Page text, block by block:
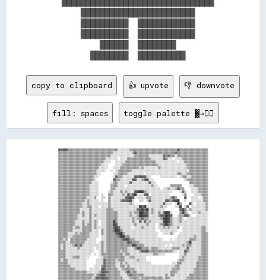
copy to clipboard 👍 upvote 👎 downvote
fill: spaces toggle palette ▓→✊🏽
▓▓▓▓▓▓▓▓▒▒▒▒▒▒▒▒▒▒▒▒▒▒▒▒▒▒▒▒▒▒▒▒▒▒▒▒▒▒▒▒▒▒▒▒▒▒▒▒▒▒░░░░░░░░░░▒▒▒▒▒▒▒▒▒▒▒▒▒▒▒▒▒▒▒▒▒▒▒▒▒▒▒▒▒▒▒▒▒▒▒▒▒▒▒▒▓▓▒▒▒▒▒▒▒▒▒▒▒▒▒▒▒▒▒▒▒▒▒▒▒▒
▒▒▒▒▒▒▒▒▒▒▒▒▒▒▒▒▒▒▒▒▒▒▒▒▒▒▒▒▒▒▒▒▒▒▒▒▒▒▒▒▒▒▒▒▒▒░░░░░░░░░░░░░░░░▒▒▓▓▒▒▒▒▒▒▒▒▒▒▒▒▒▒▒▒▒▒▒▒▒▒▒▒▒▒▒▒▒▒▒▒▓▓▒▒▒▒▒▒▒▒▒▒▒▒▒▒▒▒▒▒▒▒▒▒▒▒▒▒
▒▒▒▒▒▒▒▒▒▒▒▒▒▒▒▒▒▒▒▒▒▒▒▒▒▒▒▒▒▒▒▒▒▒▒▒▒▒▒▒▒▒▒▒░░░░░░░░░░░░░░░░░░░░▒▒▒▒▒▒▒▒▒▒▒▒░░░░░░░░░░░░▓▓▒▒▓▓▒▒▒▒░░▒▒▒▒▒▒▒▒▒▒▒▒▒▒▒▒▒▒▒▒▒▒▒▒▒▒
▒▒▒▒▒▒▒▒▒▒▒▒▒▒▒▒▒▒▒▒▒▒▒▒▒▒▒▒▒▒▒▒▒▒▒▒▒▒▒▒░░░░░░░░░░  ░░░░░░▒▒▒▒▒▒▒▒▒▒▒▒▒▒▒▒▒▒▒▒░░░░░░░░░░▓▓▒▒░░░░  ░░░░░░▒▒▒▒▒▒▒▒▒▒▒▒▒▒▒▒▒▒▒▒▒▒
▒▒▒▒▒▒▒▒▒▒▒▒▒▒▒▒▒▒▒▒▒▒▒▒▒▒▒▒▒▒▒▒▒▒▒▒▒▒░░░░░░    ░░░░░░░░▒▒▒▒▒▒▒▒▒▒▒▒▒▒▒▒▒▒▒▒▒▒▒▒▒▒░░░░░░░░░░░░░░░░░░  ░░░░▒▒▒▒▒▒▒▒▒▒▒▒▒▒▒▒▒▒▒▒
▒▒▒▒▒▒▒▒▒▒▒▒▒▒▒▒▒▒▒▒▒▒▒▒▒▒▒▒▒▒▒▒▒▒▒▒░░░░░░      ░░░░░░▒▒▒▒▒▒▒▒▒▒▒▒▒▒▒▒▒▒▒▒▒▒▒▒▒▒▒▒▒▒░░░░░░░░░░░░░░░░░░░░░░░░▒▒▒▒▒▒▒▒▒▒▒▒▒▒▒▒▒▒
▒▒▒▒▒▒▒▒▒▒▒▒▒▒▒▒▒▒▒▒▒▒▒▒▒▒▒▒▒▒▒▒▒▒░░░░░░░░    ░░░░░░▒▒▒▒▒▒▒▒▒▒▒▒▒▒▒▒░░▒▒░░░░░░░░░░░░▒▒░░░░░░░░░░░░░░░░░░░░░░▒▒▒▒▒▒▒▒▒▒▒▒▒▒▒▒▒▒
▒▒▒▒▒▒▒▒▒▒▒▒▒▒▒▒▒▒▒▒▒▒▒▒▒▒▒▒▒▒▒▒░░░░░░░░    ░░  ░░▒▒▒▒▒▒▒▒▒▒▒▒░░░░░░░░░░░░░░░░░░░░░░░░░░░░░░░░░░░░░░░░░░░░░░░░▒▒▒▒▒▒▒▒▒▒▒▒▒▒▒▒
▒▒▒▒▒▒▒▒▒▒▒▒▒▒▒▒▒▒▒▒▒▒▒▒▒▒▒▒▒▒▒▒░░░░          ░░░░▒▒▒▒▒▒▒▒░░░░░░░░░░░░░░  ░░░░░░░░░░░░░░░░░░░░░░░░░░▒▒▒▒░░░░▒▒▒▒▒▒▒▒▒▒▒▒▒▒▒▒▒▒
▒▒▒▒▒▒▒▒▒▒▒▒▒▒▒▒▒▒▒▒▒▒▒▒▒▒▒▒▒▒░░░░            ░░▓▓▒▒▒▒░░░░░░░░░░▓▓▓▓▓▓▓▓▓▓░░░░        ░░░░░░░░░░░░░░  ░░▒▒▒▒░░░░▒▒▒▒▒▒▒▒▒▒▒▒▒▒
▒▒▒▒▒▒▒▒▒▒▒▒▒▒▒▒▒▒▒▒▒▒▒▒▒▒▒▒▒▒░░              ▓▓▒▒▒▒░░░░░░░░░░▓▓▓▓░░░░▒▒▓▓▓▓░░░░                          ░░▒▒▒▒▒▒▒▒▒▒▒▒▒▒▒▒▒▒
▒▒▒▒▒▒▒▒▒▒▒▒▒▒▒▒▒▒▒▒▒▒▒▒▒▒▒▒░░░░░░          ░░▒▒▒▒░░░░░░░░░░▓▓░░░░░░░░░░░░░░▓▓░░░░                            ▒▒▒▒▒▒▒▒▒▒▒▒▒▒▒▒
▒▒▒▒▒▒▒▒▒▒▒▒▒▒▒▒▒▒▒▒▒▒▒▒▒▒░░░░░░░░          ▒▒▒▒▒▒░░░░░░  ░░░░░░░░░░░░░░░░░░░░▒▒░░░░          ▒▒▒▒▒▒▒▒▒▒      ░░░░▒▒▒▒▒▒▒▒▒▒▒▒
▒▒▒▒▒▒▒▒▒▒▒▒▒▒▒▒▒▒▒▒▒▒▒▒▒▒░░░░░░░░          ▒▒▒▒░░░░░░░░░░░░░░░░░░░░░░░░░░░░░░░░░░░░░░  ░░░░▒▒░░░░▒▒▓▓▒▒▒▒      ░░░░░░▒▒▒▒▒▒▒▒
▒▒▒▒▒▒▒▒▒▒▒▒▒▒▒▒▒▒▒▒▒▒▒▒▒▒░░░░░░░░        ░░▒▒░░░░░░▒▒░░▒▒░░░░░░▓▓██████▒▒░░░░░░░░░░░░░░░░░░░░░░      ░░▓▓░░    ░░░░░░▒▒▒▒▒▒▒▒
▒▒▒▒▒▒▒▒▒▒▒▒▒▒▒▒▒▒▒▒▒▒▒▒▒▒░░░░░░░░  ░░    ▒▒▒▒░░░░░░░░▒▒░░▓▓▒▒▓▓██░░░░░░▓▓▓▓  ░░░░░░░░░░░░░░░░          ░░▒▒      ░░░░░░▒▒▒▒▒▒
▒▒▒▒▒▒▒▒▒▒▒▒▒▒▒▒▒▒▒▒▒▒▒▒░░░░░░▒▒    ░░░░  ▒▒░░░░░░░░░░░░▓▓▓▓██▓▓  ░░░░░░░░▒▒▒▒░░░░░░░░░░░░░░░░▒▒▓▓▒▒      ▓▓    ░░░░░░  ░░▒▒▒▒
▒▒▒▒▒▒▒▒▒▒▒▒▒▒▒▒▒▒▒▒▒▒░░▒▒░░░░░░░░  ░░    ▒▒░░░░░░░░▒▒▓▓▓▓▓▓██░░    ░░░░  ░░▓▓░░░░░░░░░░░░▓▓▓▓▒▒▓▓████    ░░    ░░░░░░░░░░▒▒▒▒
▒▒▒▒▒▒▒▒▒▒▒▒▒▒▒▒▒▒▒▒░░░░▒▒░░░░░░░░░░░░░░░░▒▒░░░░░░░░░░░░░░░░▒▒░░            ░░░░░░░░░░░░▓▓░░░░░░  ░░██▒▒      ▓▓░░  ░░░░░░░░▒▒
▒▒▒▒▒▒▒▒▒▒▒▒▒▒▒▒▒▒▒▒░░░░▒▒▒▒░░░░░░  ░░░░░░▒▒░░░░░░░░░░░░░░░░░░░░░░░░██▓▓██░░░░░░░░░░░░▒▒░░░░      ░░░░██  ░░▓▓  ░░░░░░░░░░░░▒▒
▒▒▒▒▒▒▒▒▒▒▒▒▒▒▒▒▒▒░░░░░░░░▒▒░░░░░░░░░░░░▒▒▒▒▒▒░░░░░░░░░░░░░░░░░░░░▓▓▓▓██▓▓██░░▒▒░░░░░░░░░░            ▓▓██▒▒░░▒▒░░░░░░░░░░░░▒▒
▒▒▒▒▒▒▒▒▒▒▒▒▒▒▒▒▒▒░░▒▒░░░░▒▒░░░░░░░░░░░░▒▒▒▒▒▒▒▒▒▒░░░░░░░░░░▒▒░░▒▒▒▒████▓▓▓▓░░▒▒░░░░▒▒░░▓▓████░░      ▒▒██▒▒░░  ░░░░░░▒▒░░░░░░
▒▒▒▒▒▒▒▒▒▒▒▒▒▒▒▒░░░░▒▒░░░░▒▒░░▒▒░░░░░░░░▒▒▒▒▒▒▒▒▒▒░░░░░░░░░░▒▒░░░░▒▒██████▓▓░░░░░░░░▒▒▓▓▓▓████▓▓    ░░▒▒▒▒▓▓▓▓░░    ░░░░░░░░░░
▒▒▒▒▒▒▒▒▒▒▒▒▒▒▒▒░░░░░░░░░░▒▒░░░░░░░░░░░░▒▒▒▒▒▒▒▒▒▒░░░░░░░░░░░░▒▒░░▒▒▒▒▓▓▒▒▒▒░░░░░░░░░░▒▒██████▒▒░░░░░░▒▒░░  ░░░░░░░░░░░░░░░░░░
▒▒▒▒▒▒▒▒▒▒▒▒▒▒░░░░░░▒▒░░░░▒▒░░▒▒░░  ░░░░▒▒▒▒▒▒██▒▒░░░░░░░░░░░░▒▒░░░░▓▓░░▓▓░░▒▒░░░░░░░░░░██████▒▒░░░░░░▒▒░░░░░░░░░░░░░░░░░░░░░░
▒▒▒▒▒▒▒▒▒▒▒▒▒▒░░░░░░▒▒░░▒▒▒▒░░▒▒░░  ░░░░▒▒▒▒▒▒██▓▓░░░░░░░░░░░░░░▒▒░░░░░░░░▒▒░░░░░░  ░░▒▒▓▓██▓▓▒▒░░░░░░░░░░░░░░░░░░░░░░░░░░░░░░
▒▒▒▒▒▒▒▒▒▒▒▒░░▒▒▒▒░░▒▒▒▒▒▒▒▒░░▒▒░░░░░░░░▒▒▒▒▒▒▓▓██▓▓░░░░░░░░░░  ░░░░░░▒▒░░░░░░░░░░  ░░░░▒▒░░▒▒░░░░░░▒▒  ░░░░░░░░░░░░░░░░▒▒▒▒░░
▒▒▒▒▒▒▒▒▒▒▒▒░░░░░░░░▒▒▒▒▒▒▒▒░░░░░░  ▒▒░░▒▒▒▒▒▒▓▓████▒▒░░░░░░░░░░░░░░░░░░░░░░░░░░░░    ░░░░░░░░░░░░░░    ░░░░░░░░░░░░░░░░▒▒▒▒░░
▒▒▒▒▒▒▒▒░░░░░░▒▒░░▒▒▒▒▒▒▒▒░░░░░░░░  ▒▒░░▒▒▒▒▒▒▒▒▓▓████▒▒░░░░░░░░░░░░░░░░░░░░░░░░░░░░    ░░░░░░▒▒░░    ░░░░░░░░░░░░░░░░░░▒▒▒▒▒▒
▒▒▒▒▒▒▒▒░░░░▒▒▒▒▒▒▒▒▒▒▒▒▒▒░░░░░░░░  ░░░░▒▒▒▒▒▒▒▒▒▒▓▓████▒▒▒▒░░░░░░░░░░░░░░░░░░░░░░░░                ░░░░░░░░░░░░░░▒▒░░░░▒▒▒▒▒▒
▒▒▒▒░░▒▒  ▒▒▒▒▒▒▒▒▒▒▒▒▒▒░░░░░░░░    ░░░░▒▒▒▒▒▒▒▒▒▒▒▒▒▒▓▓██▓▓▒▒▒▒░░░░░░░░░░░░░░░░░░░░░░░░      ░░  ░░░░░░░░░░░░▒▒▒▒▒▒░░░░▒▒▒▒▒▒
▒▒▒▒▒▒░░░░▒▒▒▒▒▒▒▒▒▒▒▒░░░░░░░░░░  ░░▒▒░░▒▒▒▒▒▒▒▒▒▒▒▒▒▒▒▒▒▒▓▓▓▓▒▒▒▒▒▒░░░░░░░░░░░░░░░░░░░░░░░░░░░░░░░░░░░░░░░░▒▒██░░░░░░░░▒▒▒▒▒▒
▒▒░░▒▒░░░░░░▒▒▓▓▒▒▓▓░░░░░░░░░░░░░░░░▒▒░░▒▒▒▒▒▒▒▒▒▒▒▒▒▒▒▒▒▒▒▒▒▒██▓▓▒▒▒▒▒▒░░░░░░░░░░░░░░░░░░  ░░  ░░░░░░░░▒▒░░▒▒▒▒░░░░░░░░▒▒▒▒▒▒
▒▒░░▒▒░░░░░░░░░░▒▒░░░░░░░░░░░░  ░░░░▒▒░░▒▒▒▒▒▒▒▒▒▒▒▒▒▒▒▒▒▒░░░░░░▒▒██▓▓▒▒▒▒▒▒░░▒▒▒▒▒▒░░░░░░░░░░░░▒▒▒▒▒▒░░░░░░▓▓░░░░░░░░░░▒▒▒▒▒▒
▒▒▒▒▒▒░░░░░░░░░░░░░░░░░░░░░░░░    ░░▒▒░░▒▒▒▒▒▒▒▒▒▒▒▒░░▒▒▒▒░░░░░░░░░░▒▒▓▓▓▓▓▓▒▒▒▒▒▒▒▒▒▒▒▒▒▒▒▒▒▒▒▒░░░░  ░░░░▓▓▒▒░░░░░░░░░░▒▒▒▒▒▒
▒▒▒▒▒▒░░░░░░░░░░░░░░░░░░░░░░  ░░  ░░▒▒▒▒▒▒▒▒▒▒▒▒▒▒▒▒▒▒░░▒▒▒▒░░░░░░░░░░░░░░░░░░░░▒▒▒▒░░░░░░            ░░░░▒▒░░░░░░░░░░░░▒▒▒▒▒▒
▒▒▒▒▒▒░░░░░░▒▒▒▒▒▒░░░░░░░░        ░░░░▒▒▒▒▒▒▒▒▒▒▒▒▒▒▒▒▒▒░░░░▒▒▒▒░░░░░░░░░░                            ░░▒▒░░░░░░░░░░░░▒▒▒▒▒▒▒▒
▒▒░░▒▒▒▒░░░░░░░░░░░░░░░░        ░░░░░░▓▓▒▒▒▒▒▒▒▒░░▒▒▒▒▒▒░░░░░░░░░░▒▒░░░░░░                          ░░▒▒▒▒░░░░░░░░░░░░▒▒▒▒▒▒▒▒
▒▒▒▒▒▒▒▒░░░░░░░░░░░░░░░░        ░░░░░░▓▓▒▒▒▒▒▒▒▒░░░░▒▒░░▒▒░░░░░░░░░░░░░░░░░░░░                  ░░░░▒▒▒▒░░░░░░░░░░░░▒▒▒▒▒▒▒▒▒▒
▒▒▒▒▒▒▒▒▒▒░░░░░░░░░░░░░░      ░░░░░░▒▒▓▓▒▒▒▒▒▒▒▒░░░░▒▒▒▒░░▒▒░░░░░░░░░░░░░░░░░░░░░░░░░░░░░░░░░░░░░░▒▒▒▒░░░░░░░░░░░░░░▒▒▒▒▒▒▒▒▒▒
▒▒▒▒▒▒▒▒▒▒▒▒▒▒░░░░░░░░░░  ░░░░░░░░░░▓▓▓▓▒▒▒▒▒▒▒▒▒▒░░░░▒▒▒▒▒▒▒▒▒▒░░░░░░░░░░░░░░░░░░░░░░░░░░░░░░░░▒▒▒▒▒▒░░░░░░░░░░░░▒▒▒▒▒▒▒▒▒▒▒▒
▒▒▒▒▒▒▒▒▒▒▒▒▒▒▒▒▒▒▒▒▒▒▒▒░░░░░░░░░░▒▒▓▓▓▓▓▓▒▒▒▒▒▒▒▒▒▒░░░░▒▒▓▓▒▒▒▒▒▒░░░░░░░░░░░░░░░░░░░░░░░░░░░░▒▒▒▒▒▒░░░░░░░░░░░░░░▒▒▒▒▒▒▒▒▒▒▒▒
▒▒▒▒▒▒▒▒▒▒▒▒▒▒▒▒▒▒▒▒▒▒▒▒▒▒▒▒▒▒░░▒▒▓▓▓▓▓▓▒▒▒▒▒▒▒▒▒▒▒▒░░░░░░▒▒▓▓▒▒▒▒▒▒▒▒▒▒░░░░░░░░░░░░░░░░░░▒▒░░▒▒▒▒░░░░░░░░░░░░▒▒▒▒▒▒▒▒▒▒▒▒▒▒▒▒
▒▒▒▒▒▒▒▒▒▒▒▒▒▒▒▒▒▒▒▒▒▒▒▒▒▒▒▒░░▒▒▓▓▓▓▓▓▓▓▓▓▒▒▒▒▒▒▒▒▒▒▒▒░░░░░░▒▒▒▒▒▒▒▒░░▒▒▒▒▒▒▒▒▒▒▒▒▒▒▒▒▒▒░░▒▒▒▒░░░░░░░░░░░░░░▒▒▒▒▒▒▒▒▒▒▒▒▒▒▒▒▒▒